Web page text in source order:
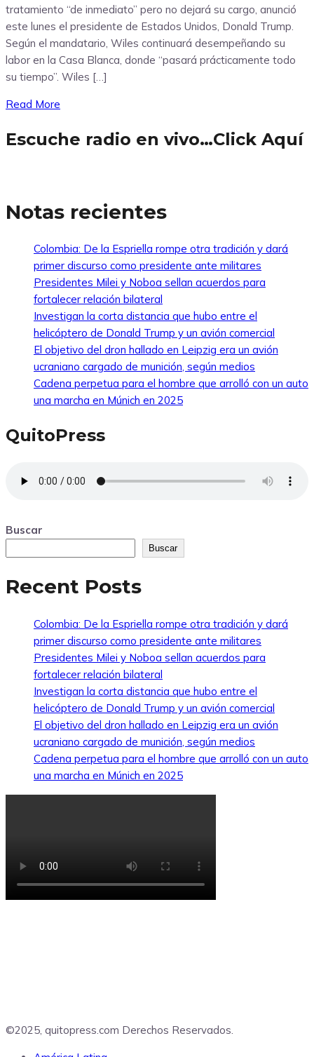
tratamiento “de inmediato” pero no dejará su cargo, anunció
este lunes el presidente de Estados Unidos, Donald Trump.
Según el mandatario, Wiles continuará desempeñando su
labor en la Casa Blanca, donde “pasará prácticamente todo
su tiempo”. Wiles […]
Read More
Escuche radio en vivo…Click Aquí
Notas recientes
Colombia: De la Espriella rompe otra tradición y dará
primer discurso como presidente ante militares
Presidentes Milei y Noboa sellan acuerdos para
fortalecer relación bilateral
Investigan la corta distancia que hubo entre el
helicóptero de Donald Trump y un avión comercial
El objetivo del dron hallado en Leipzig era un avión
ucraniano cargado de munición, según medios
Cadena perpetua para el hombre que arrolló con un auto
una marcha en Múnich en 2025
QuitoPress
Buscar
Buscar
Recent Posts
Colombia: De la Espriella rompe otra tradición y dará
primer discurso como presidente ante militares
Presidentes Milei y Noboa sellan acuerdos para
fortalecer relación bilateral
Investigan la corta distancia que hubo entre el
helicóptero de Donald Trump y un avión comercial
El objetivo del dron hallado en Leipzig era un avión
ucraniano cargado de munición, según medios
Cadena perpetua para el hombre que arrolló con un auto
una marcha en Múnich en 2025
©2025, quitopress.com Derechos Reservados.